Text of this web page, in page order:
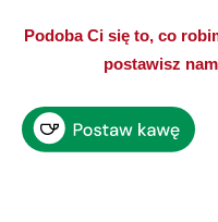
Podoba Ci się to, co
postawisz